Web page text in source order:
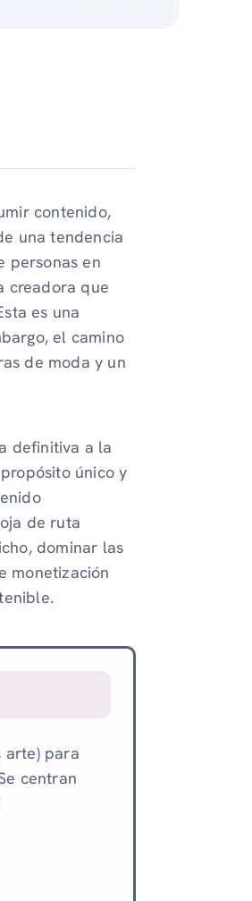
contenido,
una tendencia
personas en
creadora que
es una
el camino
de moda y un
definitiva a la
único y
de ruta
dominar las
monetización
arte) para
centran